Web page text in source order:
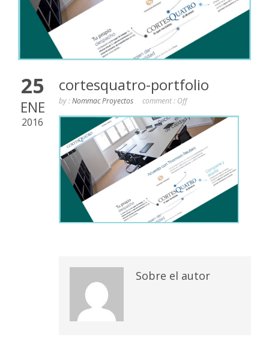
25
ENE
2016
cortesquatro-portfolio
by :Nommac Proyectos comment : Off
Sobre el autor